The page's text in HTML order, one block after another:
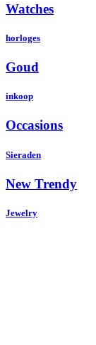
Watches
horloges
Goud
inkoop
Occasions
Sieraden
New Trendy
Jewelry